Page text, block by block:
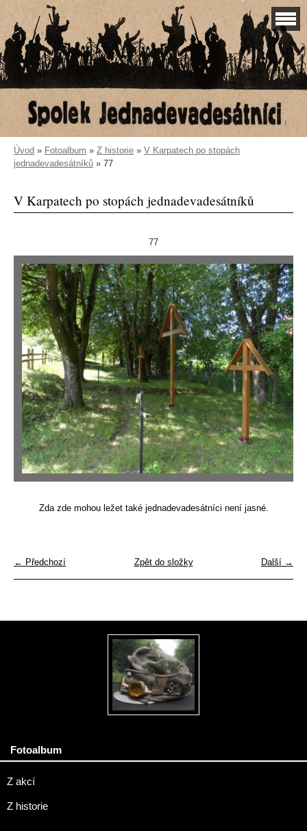
Úvod » Fotoalbum » Z historie » V Karpatech po stopách
jednadevadesátníků » 77
V Karpatech po stopách jednadevadesátníků
77
Zda zde mohou ležet také jednadevadesátníci není jasné.
← Předchozí Další →
Zpět do složky
Fotoalbum
Z akcí
Z historie